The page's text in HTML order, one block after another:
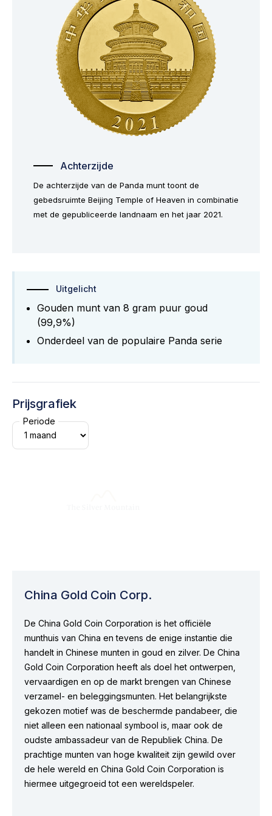
Achterzijde
De achterzijde van de Panda munt toont de
gebedsruimte Beijing Temple of Heaven in combinatie
met de gepubliceerde landnaam en het jaar 2021.
Uitgelicht
Gouden munt van 8 gram puur goud
(99,9%)
Onderdeel van de populaire Panda serie
Prijsgrafiek
Periode
China Gold Coin Corp.
De China Gold Coin Corporation is het officiële
munthuis van China en tevens de enige instantie die
handelt in Chinese munten in goud en zilver. De China
Gold Coin Corporation heeft als doel het ontwerpen,
vervaardigen en op de markt brengen van Chinese
verzamel- en beleggingsmunten. Het belangrijkste
gekozen motief was de beschermde pandabeer, die
niet alleen een nationaal symbool is, maar ook de
oudste ambassadeur van de Republiek China. De
prachtige munten van hoge kwaliteit zijn gewild over
de hele wereld en China Gold Coin Corporation is
hiermee uitgegroeid tot een wereldspeler.